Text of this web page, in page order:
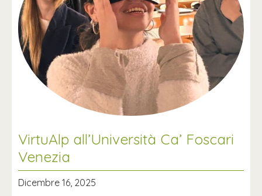
VirtuAlp all’Università Ca’ Foscari
Venezia
Dicembre 16, 2025